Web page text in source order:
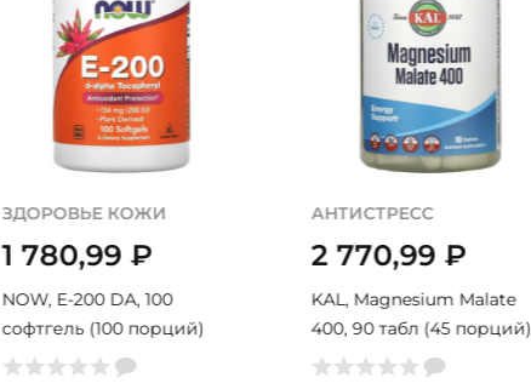
ЗДОРОВЬЕ КОЖИ
1 780,99₽
NOW, E-200 DA, 100
софтгель (100 порций)
АНТИСТРЕСС
2 770,99₽
KAL, Magnesium Malate
400, 90 табл (45 порций)